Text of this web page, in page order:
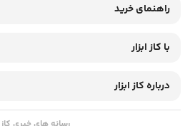
راهنمای خرید
با کاز ابزار
درباره کاز ابزار